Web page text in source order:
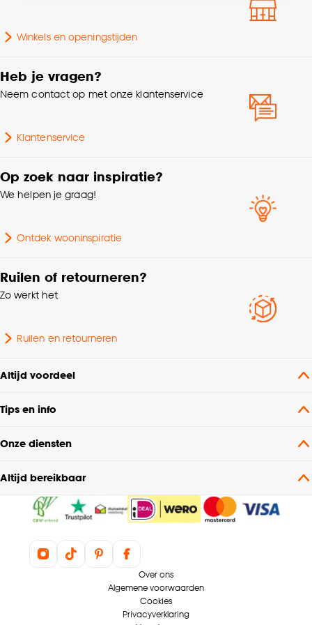
accepteren door op ‘Cookies aanpassen’ te
kan aanpassen, bekijk hiervoor onze
cookieverklaring.
Geschikt voor binnen
Binnen en buiten
Breedte
Hoogte
Gewicht
Winkels en openingstijden
Heb je vragen?
Neem contact op met onze klantenservice
Klantenservice
Op zoek naar inspiratie?
We helpen je graag!
Ontdek wooninspiratie
Ruilen of retourneren?
Zo werkt het
Ruilen en retourneren
Altijd voordeel
Tips en info
Onze diensten
Altijd bereikbaar
Over ons
Algemene voorwaarden
Cookies
Privacyverklaring